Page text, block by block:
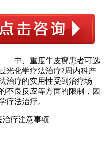
中、重度牛皮癣患者可选
光化学疗法治疗2周内科产
治疗的实用性受到治疗场
不良反应等方面的限制，因
疗法治疗。